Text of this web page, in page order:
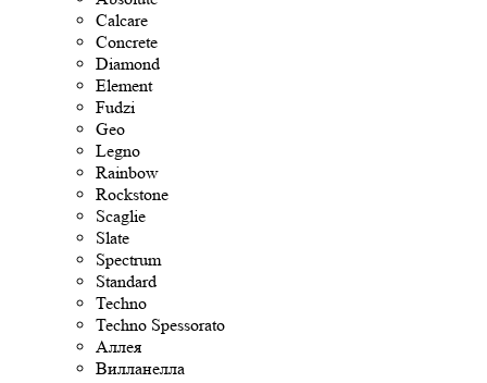
Calcare
Concrete
Diamond
Element
Fudzi
Geo
Legno
Rainbow
Rockstone
Scaglie
Slate
Spectrum
Standard
Techno
Techno Spessorato
Аллея
Вилланелла